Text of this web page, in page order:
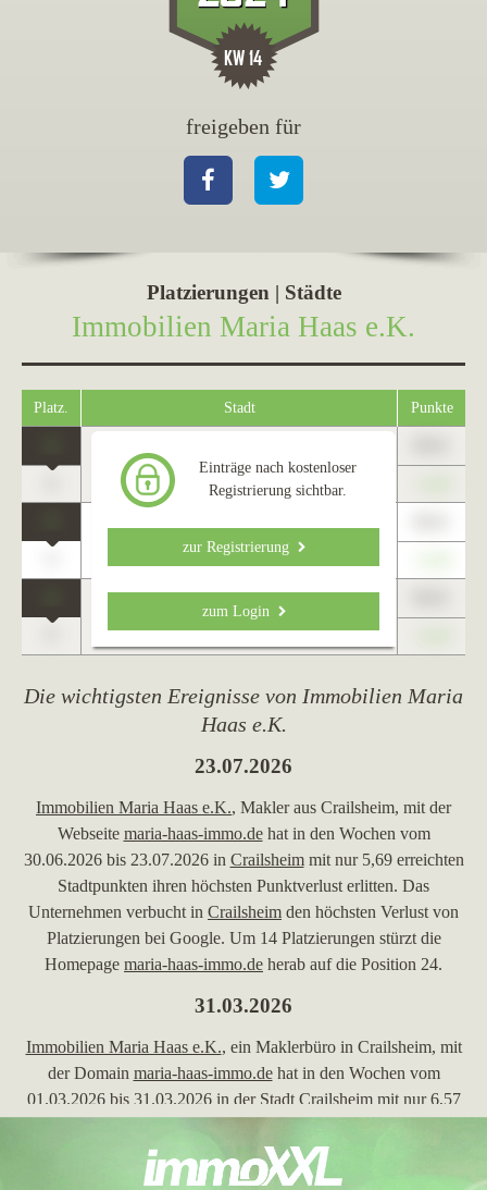
freigeben für
Platzierungen | Städte
Immobilien Maria Haas e.K.
Platz. Stadt Punkte
Crailsheim
Einträge nach kostenloser
Registrierung sichtbar.
zur Registrierung
zum Login
Neustrelitz
Altenmünster
Die wichtigsten Ereignisse von Immobilien Maria
Haas e.K.
23.07.2026
Immobilien Maria Haas e.K., Makler aus Crailsheim, mit der
Webseite maria-haas-immo.dehat in den Wochen vom
30.06.2026 bis 23.07.2026 in Crailsheimmit nur 5,69 erreichten
Stadtpunkten ihren höchsten Punktverlust erlitten. Das
Unternehmen verbucht in Crailsheim den höchsten Verlust von
Platzierungen bei Google. Um 14 Platzierungen stürzt die
Homepage maria-haas-immo.de herab auf die Position 24.
31.03.2026
Immobilien Maria Haas e.K., ein Maklerbüro in Crailsheim, mit
der Domain maria-haas-immo.dehat in den Wochen vom
01.03.2026 bis 31.03.2026 in der Stadt Crailsheimmit nur 6,57
07.10.2024